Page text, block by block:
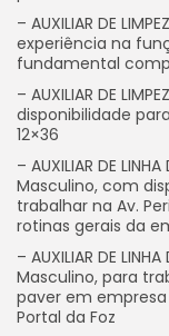
– AUXILIAR DE
experiência na
fundamental
– AUXILIAR DE
disponibilidade
12×36
– AUXILIAR DE
Masculino, com
trabalhar na Av.
rotinas gerais da
– AUXILIAR DE
Masculino, para
paver em
Portal da Foz